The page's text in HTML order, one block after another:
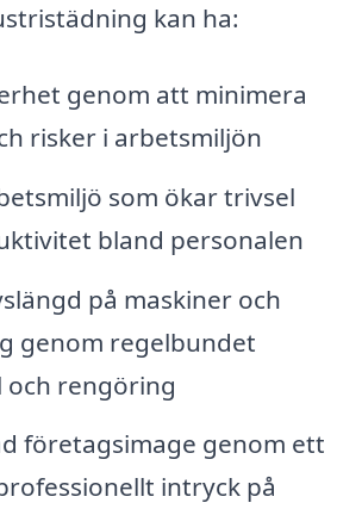
kan ha:
genom att minimera
risker i arbetsmiljön
som ökar trivsel
bland personalen
på maskiner och
genom regelbundet
och rengöring
företagsimage genom ett
intryck på